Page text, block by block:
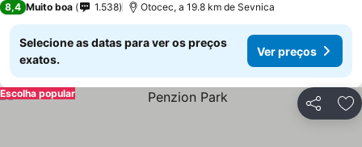
8,4 Muito boa 1.538 Otocec, a 19.8 km de Sevnica
Selecione as datas para ver os preços
exatos.
Ver preços
Partilhar
Escolha popular